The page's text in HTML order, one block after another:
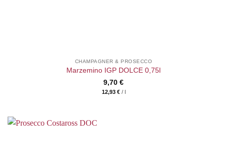
CHAMPAGNER & PROSECCO
Marzemino IGP DOLCE 0,75l
9,70 €
12,93 €/ l